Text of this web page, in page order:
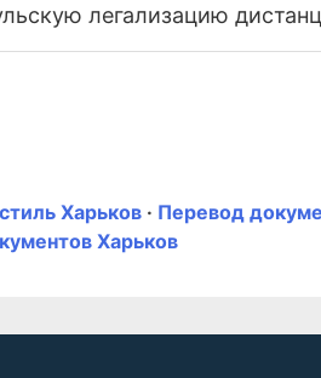
легализацию
Харьков · Перевод
Харьков